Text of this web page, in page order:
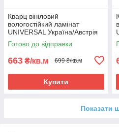
Кварц вініловий
вологостійкий ламінат
UNIVERSAL Україна/Австрія
401/1 - 42 клас
Готово до відправки
663 ₴/кв.м 699 ₴/кв.м
Купити
Показати